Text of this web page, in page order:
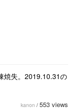
焼失。2019.10.31の
kanon / 553 views